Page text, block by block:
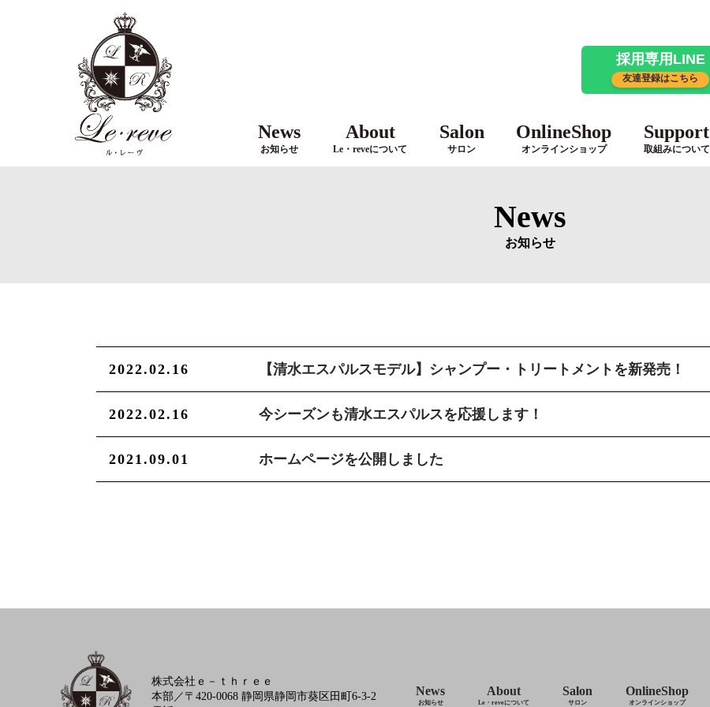
News
お知らせ
About
Le・reveについて
Salon
サロン
OnlineShop
オンラインショップ
Support
取組みについて
採用専用LINE
友達登録はこちら
News
お知らせ
2022.02.16 【清水エスパルスモデル】シャンプー・トリートメントを新発売！
2022.02.16 今シーズンも清水エスパルスを応援します！
2021.09.01 ホームページを公開しました
株式会社ｅ－ｔｈｒｅｅ
本部／〒420-0068 静岡県静岡市葵区田町6-3-2
News
お知らせ
About
Le・reveについて
Salon
サロン
OnlineShop
オンラインショップ